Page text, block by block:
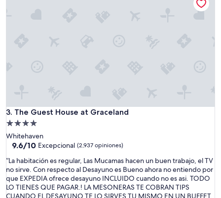
p
e
z
e
r
o
n
3. The Guest House at Graceland
The Guest House at Graceland
Propiedad
de
4.0
Whitehaven
9.6
10,
Excepcional,
(2,937
opiniones)
9.6/10 Excepcional (2,937 opiniones)
“
L
a
h
a
“La habitación es regular, Las Mucamas hacen un buen trabajo, el TV
no sirve. Con respecto al Desayuno es Bueno ahora no entiendo por
que EXPEDIA ofrece desayuno INCLUIDO cuando no es asi. TODO
LO TIENES QUE PAGAR.! LA MESONERAS TE COBRAN TIPS
CUANDO EL DESAYUNO TE LO SIRVES TU MISMO EN UN BUFFET.